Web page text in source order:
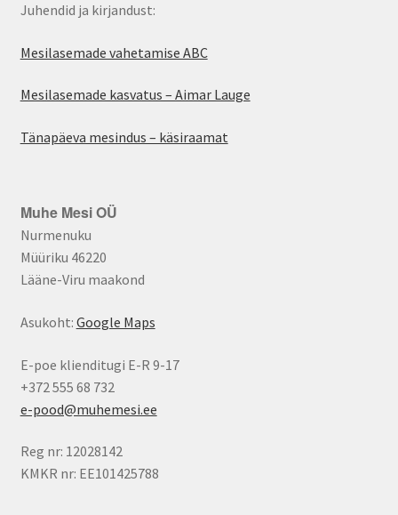
Juhendid ja kirjandust:
Mesilasemade vahetamise ABC
Mesilasemade kasvatus – Aimar Lauge
Tänapäeva mesindus – käsiraamat
Muhe Mesi OÜ
Nurmenuku
Müüriku 46220
Lääne-Viru maakond
Asukoht: Google Maps
E-poe klienditugi E-R 9-17
+372 555 68 732
e-pood@muhemesi.ee
Reg nr: 12028142
KMKR nr: EE101425788